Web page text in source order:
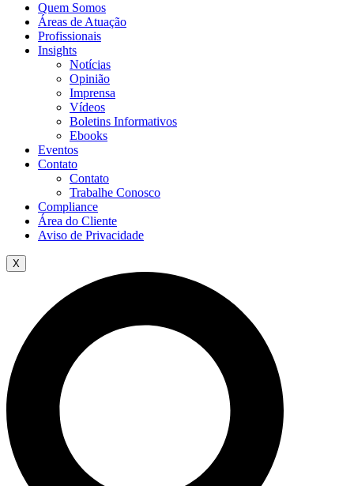
Quem Somos
Áreas de Atuação
Profissionais
Insights
Notícias
Opinião
Imprensa
Vídeos
Boletins Informativos
Ebooks
Eventos
Contato
Contato
Trabalhe Conosco
Compliance
Área do Cliente
Aviso de Privacidade
X